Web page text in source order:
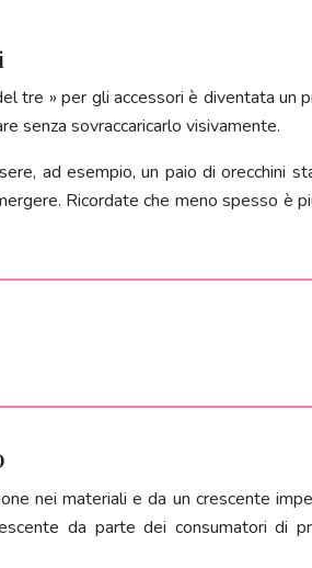
tre » per gli accessori è diventata
senza sovraccaricarlo visivamente.
ad esempio, un paio di orecchini
Ricordate che meno spesso è
nei materiali e da un crescente
da parte dei consumatori